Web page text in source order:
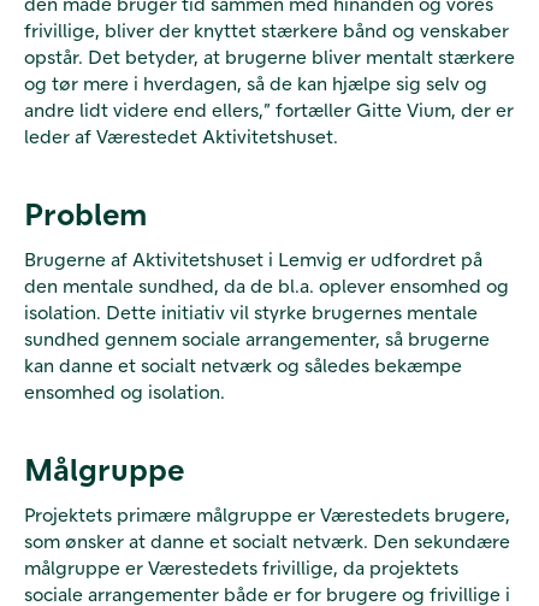
frivillige, bliver der knyttet stærkere bånd og venskaber
opstår. Det betyder, at brugerne bliver mentalt stærkere
og tør mere i hverdagen, så de kan hjælpe sig selv og
andre lidt videre end ellers,” fortæller Gitte Vium, der er
leder af Værestedet Aktivitetshuset.
Problem
Brugerne af Aktivitetshuset i Lemvig er udfordret på
den mentale sundhed, da de bl.a. oplever ensomhed og
isolation. Dette initiativ vil styrke brugernes mentale
sundhed gennem sociale arrangementer, så brugerne
kan danne et socialt netværk og således bekæmpe
ensomhed og isolation.
Målgruppe
Projektets primære målgruppe er Værestedets brugere,
som ønsker at danne et socialt netværk. Den sekundære
målgruppe er Værestedets frivillige, da projektets
sociale arrangementer både er for brugere og frivillige i